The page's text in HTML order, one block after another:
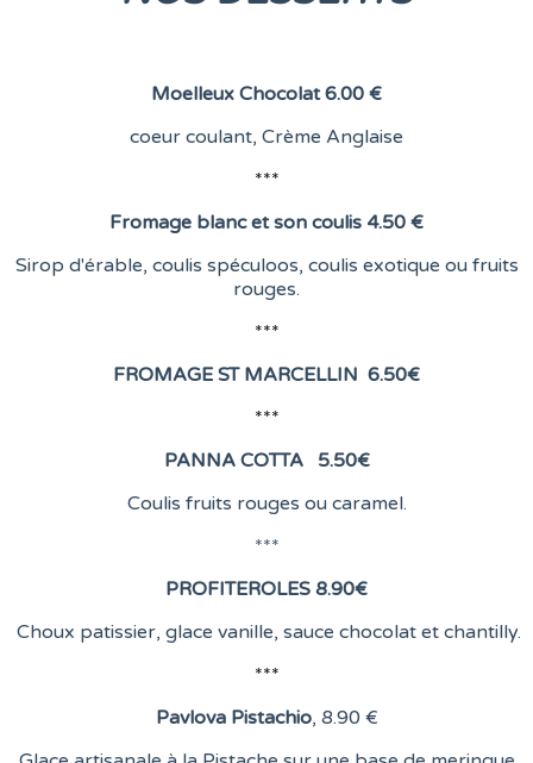
Moelleux Chocolat 6.00 €
coeur coulant, Crème Anglaise
***
Fromage blanc et son coulis 4.50 €
Sirop d'érable, coulis spéculoos, coulis exotique ou fruits
rouges.
***
FROMAGE ST MARCELLIN 6.50€
***
PANNA COTTA 5.50€
Coulis fruits rouges ou caramel.
***
PROFITEROLES 8.90€
Choux patissier, glace vanille, sauce chocolat et chantilly.
***
Pavlova Pistachio, 8.90 €